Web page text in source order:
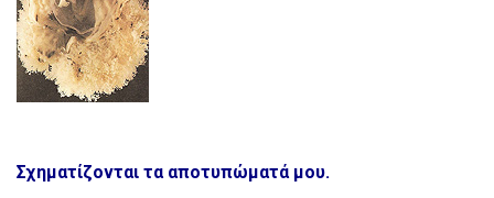
Σχηματίζονται τα αποτυπώματά μου.